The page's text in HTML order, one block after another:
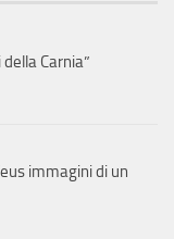
Carnia”
immagini di un